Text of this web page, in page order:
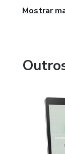
Em nosso
Em nosso
concurso
https://
Bons
Mostrar